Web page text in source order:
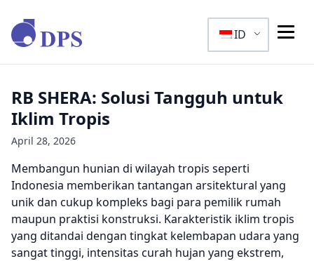
ID
RB SHERA: Solusi Tangguh untuk
Iklim Tropis
April 28, 2026
Membangun hunian di wilayah tropis seperti
Indonesia memberikan tantangan arsitektural yang
unik dan cukup kompleks bagi para pemilik rumah
maupun praktisi konstruksi. Karakteristik iklim tropis
yang ditandai dengan tingkat kelembapan udara yang
sangat tinggi, intensitas curah hujan yang ekstrem,